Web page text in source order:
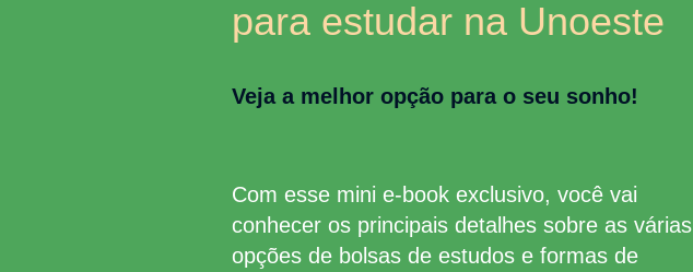
para estudar na Unoeste
Veja a melhor opção para o seu sonho!
Com esse mini e-book exclusivo, você vai
conhecer os principais detalhes sobre as várias
opções de bolsas de estudos e formas de